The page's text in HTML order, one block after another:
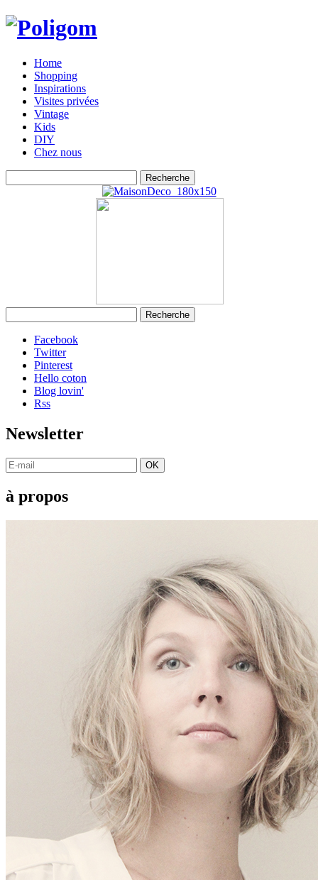
Home
Shopping
Inspirations
Visites privées
Vintage
Kids
DIY
Chez nous
Facebook
Twitter
Pinterest
Hello coton
Blog lovin'
Rss
Newsletter
OK
à propos